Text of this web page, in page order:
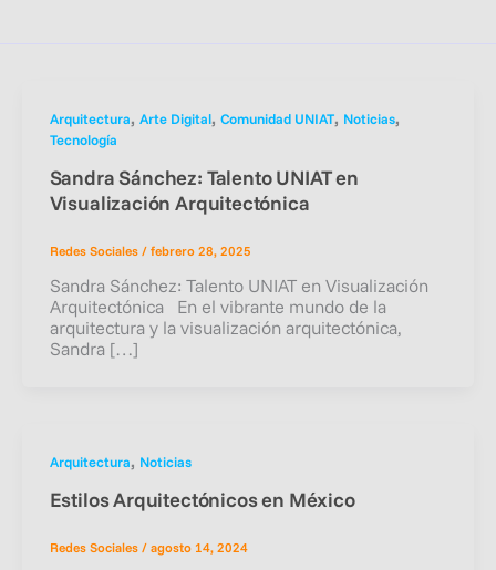
Arquitectura, Arte Digital, Comunidad UNIAT, Noticias,
Tecnología
Sandra Sánchez: Talento UNIAT en
Visualización Arquitectónica
Redes Sociales / febrero 28, 2025
Sandra Sánchez: Talento UNIAT en Visualización
Arquitectónica En el vibrante mundo de la
arquitectura y la visualización arquitectónica,
Sandra […]
Arquitectura, Noticias
Estilos Arquitectónicos en México
Redes Sociales / agosto 14, 2024